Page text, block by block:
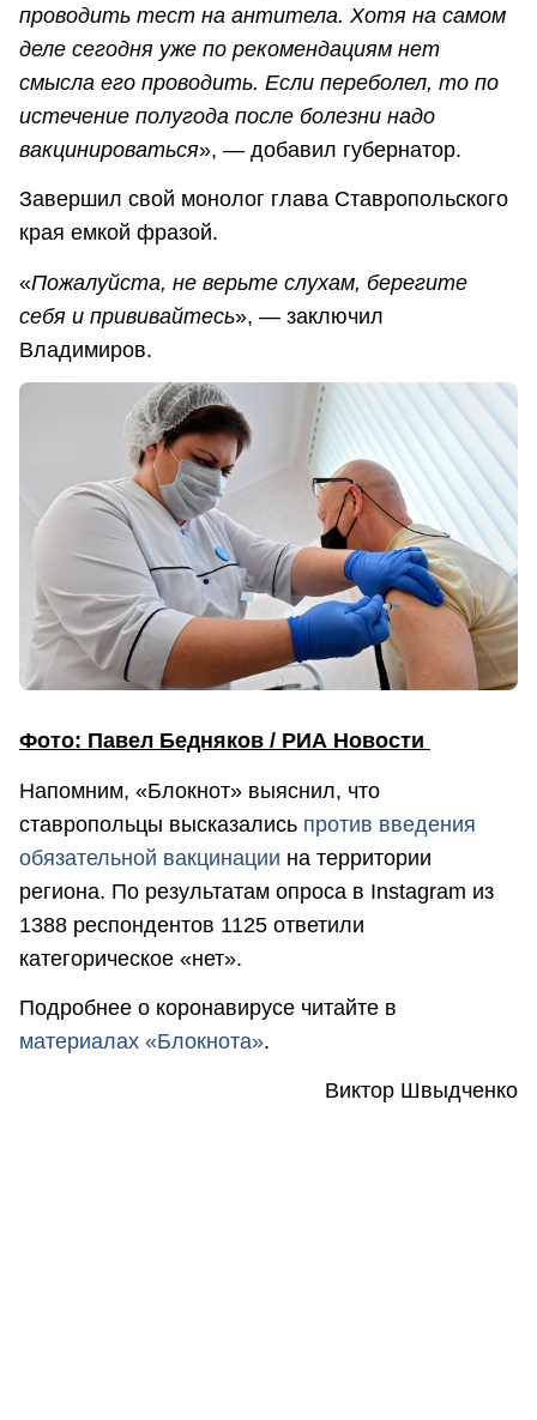
проводить тест на антитела. Хотя на самом
деле сегодня уже по рекомендациям нет
смысла его проводить. Если переболел, то по
истечение полугода после болезни надо
вакцинироваться», — добавил губернатор.
Завершил свой монолог глава Ставропольского
края емкой фразой.
«Пожалуйста, не верьте слухам, берегите
себя и прививайтесь», — заключил
Владимиров.
Фото: Павел Бедняков / РИА Новости
Напомним, «Блокнот» выяснил, что
ставропольцы высказались против введения
обязательной вакцинации на территории
региона. По результатам опроса в Instagram из
1388 респондентов 1125 ответили
категорическое «нет».
Подробнее о коронавирусе читайте в
материалах «Блокнота».
Виктор Швыдченко